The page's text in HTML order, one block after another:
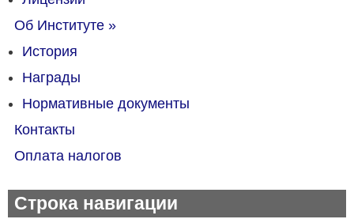
Об Институте »
История
Награды
Нормативные документы
Контакты
Оплата налогов
Строка навигации